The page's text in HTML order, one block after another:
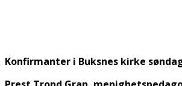
Konfirmanter i Buksnes kirke